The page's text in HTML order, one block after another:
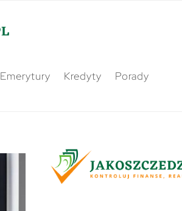
Emerytury Kredyty Porady